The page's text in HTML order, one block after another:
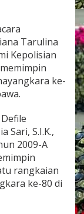
Tarulina
Kepolisian
ke-
Sari, S.I.K.,
2009-A
rangkaian
ke-80 di